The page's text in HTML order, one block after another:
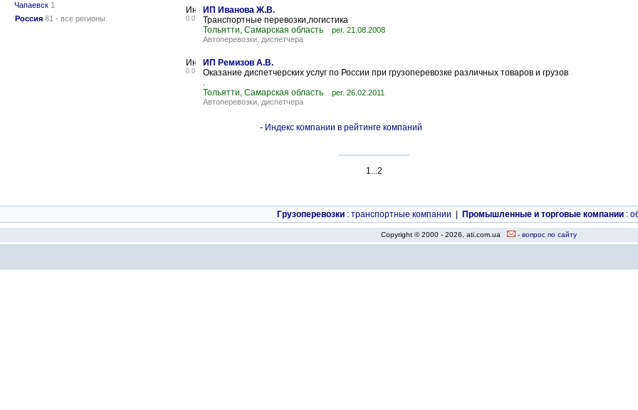
Чапаевск 1
Россия 81 - все регионы 0.0
ИП Иванова Ж.В.
Транспортные перевозки,логистика
Тольятти, Самарская область
рег. 21.08.2008
Автоперевозки, диспетчера
0.0
ИП Ремизов А.В.
Оказание диспетчерских услуг по России при грузоперевозке различных товаров и грузов
.
Тольятти, Самарская область
рег. 26.02.2011
Автоперевозки, диспетчера
- Индекс компании в рейтинге компаний
1...2
Грузоперевозки : транспортные компании Промышленные и торговые компании :
Copyright © 2000 - 2026, ati.com.ua - вопрос по сайту